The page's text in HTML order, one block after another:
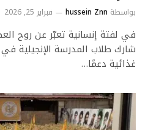
بواسطة hussein Znn فبراير 25, 2026
في لفتة إنسانية تعبّر عن روح
شارك طلاب المدرسة
غذائية دعمًا…